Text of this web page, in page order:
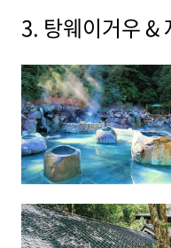
3. 탕웨이거우 &